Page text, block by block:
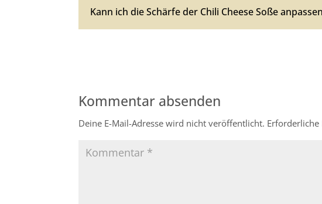
Kann ich die Schärfe der Chili Cheese Soße
Kommentar absenden
Deine E-Mail-Adresse wird nicht veröffentlicht.